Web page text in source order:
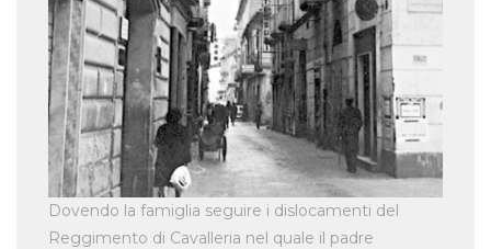
Dovendo la famiglia seguire i dislocamenti del
Reggimento di Cavalleria nel quale il padre